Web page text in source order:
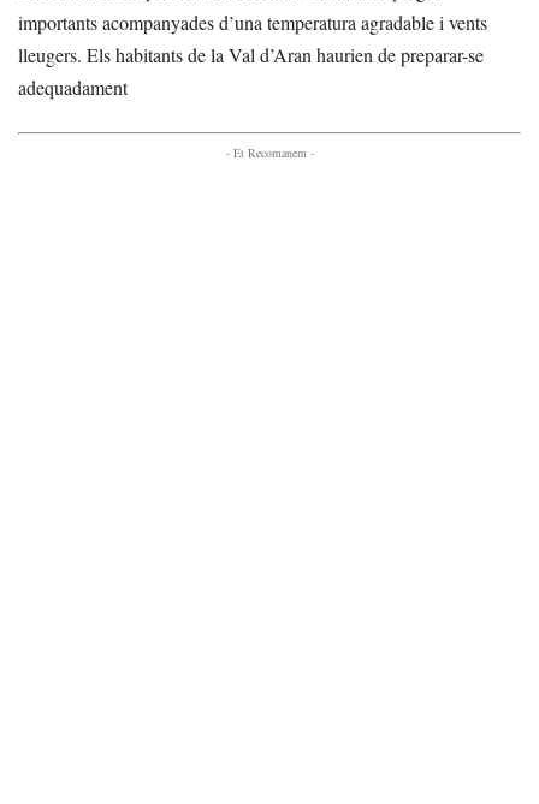
importants acompanyades d’una temperatura agradable i vents
lleugers. Els habitants de la Val d’Aran haurien de preparar-se
adequadament
- Et Recomanem -